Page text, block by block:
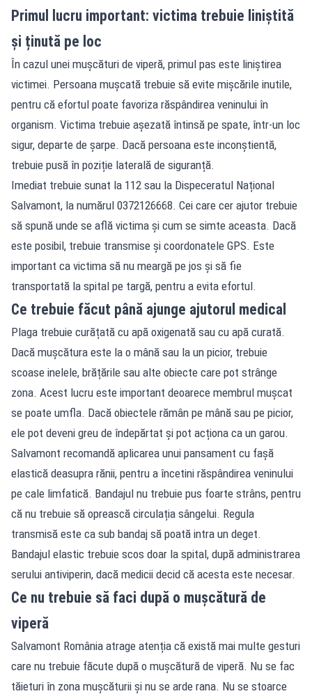
Primul lucru important: victima trebuie liniștită
și ținută pe loc
În cazul unei mușcături de viperă, primul pas este liniștirea
victimei. Persoana mușcată trebuie să evite mișcările inutile,
pentru că efortul poate favoriza răspândirea veninului în
organism. Victima trebuie așezată întinsă pe spate, într-un loc
sigur, departe de șarpe. Dacă persoana este inconștientă,
trebuie pusă în poziție laterală de siguranță.
Imediat trebuie sunat la 112 sau la Dispeceratul Național
Salvamont, la numărul 0372126668. Cei care cer ajutor trebuie
să spună unde se află victima și cum se simte aceasta. Dacă
este posibil, trebuie transmise și coordonatele GPS. Este
important ca victima să nu meargă pe jos și să fie
transportată la spital pe targă, pentru a evita efortul.
Ce trebuie făcut până ajunge ajutorul medical
Plaga trebuie curățată cu apă oxigenată sau cu apă curată.
Dacă mușcătura este la o mână sau la un picior, trebuie
scoase inelele, brățările sau alte obiecte care pot strânge
zona. Acest lucru este important deoarece membrul mușcat
se poate umfla. Dacă obiectele rămân pe mână sau pe picior,
ele pot deveni greu de îndepărtat și pot acționa ca un garou.
Salvamont recomandă aplicarea unui pansament cu fașă
elastică deasupra rănii, pentru a încetini răspândirea veninului
pe cale limfatică. Bandajul nu trebuie pus foarte strâns, pentru
că nu trebuie să oprească circulația sângelui. Regula
transmisă este ca sub bandaj să poată intra un deget.
Bandajul elastic trebuie scos doar la spital, după administrarea
serului antiviperin, dacă medicii decid că acesta este necesar.
Ce nu trebuie să faci după o mușcătură de
viperă
Salvamont România atrage atenția că există mai multe gesturi
care nu trebuie făcute după o mușcătură de viperă. Nu se fac
tăieturi în zona mușcăturii și nu se arde rana. Nu se stoarce